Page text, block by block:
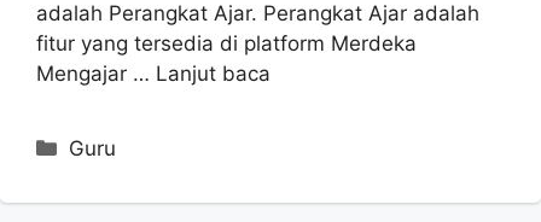
adalah Perangkat Ajar. Perangkat Ajar adalah
fitur yang tersedia di platform Merdeka
Mengajar … Lanjut baca
Kategori
Guru